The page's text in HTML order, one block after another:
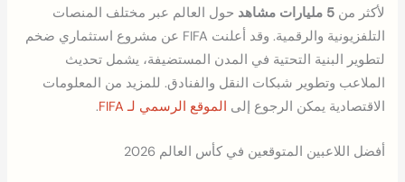
لأكثر من5 مليارات مشاهد
حول العالم عبر مختلف المنصات
التلفزيونية والرقمية. وقد أعلنت FIFA عن مشروع استثماري ضخم
لتطوير البنية التحتية في المدن المستضيفة، يشمل تحديث
الملاعب وتطوير شبكات النقل والفنادق. للمزيد من المعلومات
الاقتصادية يمكن الرجوع إلى الموقع الرسمي لـ FIFA .
أفضل اللاعبين المتوقعين في كأس العالم 2026